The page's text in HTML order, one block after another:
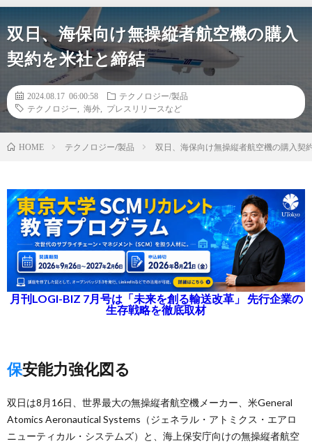
双日、海保向け無操縦者航空機の購入
契約を米社と締結
2024.08.17 06:00:58
テクノロジー/製品
テクノロジー
海外 プレスリリースなど
HOME テクノロジー/製品 双日、海保向け無操縦者航空機の購入契
月刊LOGI-BIZ 7月号は「未来を創る輸送改革」 先行企業の
生存戦略を徹底取材
保安能力強化図る
双日は8月16日、世界最大の無操縦者航空機メーカー、米General
Atomics Aeronautical Systems（ジェネラル・アトミクス・エアロ
ニューティカル・システムズ）と、海上保安庁向けの無操縦者航空